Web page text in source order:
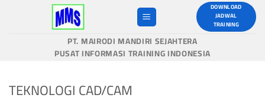
DOWNLOAD
JADWAL
TRAINING
PT. MAIRODI MANDIRI SEJAHTERA
PUSAT INFORMASI TRAINING INDONESIA
TEKNOLOGI CAD/CAM